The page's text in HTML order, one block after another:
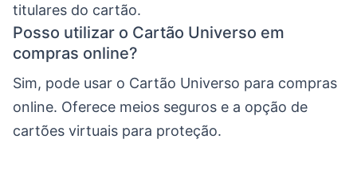
titulares do cartão.
Posso utilizar o Cartão Universo em
compras online?
Sim, pode usar o Cartão Universo para compras
online. Oferece meios seguros e a opção de
cartões virtuais para proteção.